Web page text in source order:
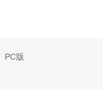
PC版